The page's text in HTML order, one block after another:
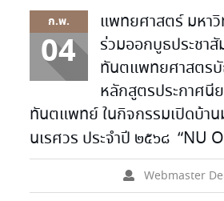
ก.พ.
04
แพทยศาสตร์ มหา
ร่วมออกบูธประชา
ทันตแพทยศาสตร
หลักสูตรประกาศนี
ทันตแพทย์ ในกิจกรรมเปิดบ้าน
นเรศวร ประจำปี ๒๕๖๘ “NU
Webmaster